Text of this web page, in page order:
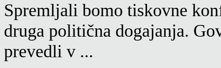
Spremljali bomo tiskovne
druga politična dogajanja.
prevedli v ...